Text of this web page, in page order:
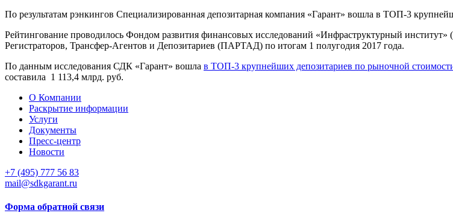
По результатам рэнкингов Специализированная депозитарная компания «Гарант» вошла в ТОП-3
Рейтингование проводилось Фондом развития финансовых исследований «Инфраструктурный
Регистраторов, Трансфер-Агентов и Депозитариев (ПАРТАД) по итогам 1 полугодия 2017 года.
По данным исследования СДК «Гарант» вошла в ТОП-3 крупнейших депозитариев по рыночной
составила 1 113,4 млрд. руб.
О Компании
Раскрытие информации
Услуги
Документы
Пресс-центр
Новости
+7 (495) 777 56 83
mail@sdkgarant.ru
Форма обратной связи